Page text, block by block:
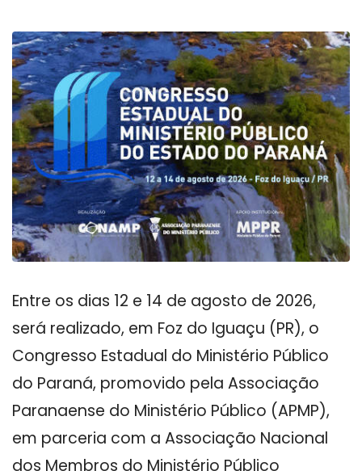
Entre os dias 12 e 14 de agosto de 2026,
será realizado, em Foz do Iguaçu (PR), o
Congresso Estadual do Ministério Público
do Paraná, promovido pela Associação
Paranaense do Ministério Público (APMP),
em parceria com a Associação Nacional
dos Membros do Ministério Público